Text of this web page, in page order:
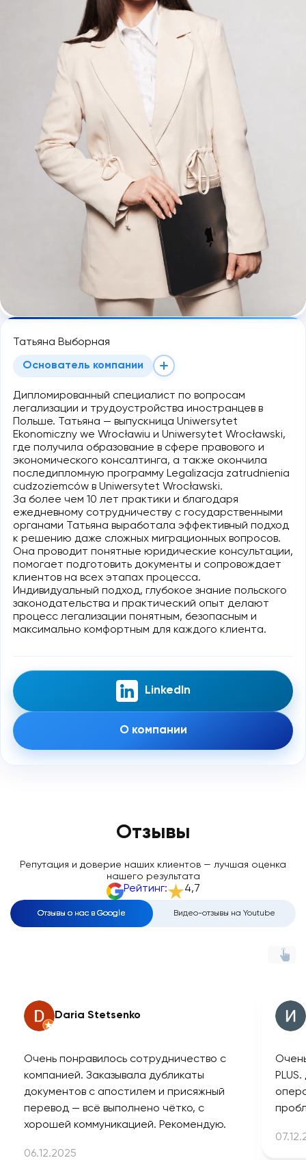
Татьяна Выборная
Основатель компании
Дипломированный специалист по вопросам
легализации и трудоустройства иностранцев в
Польше. Татьяна — выпускница Uniwersytet
Ekonomiczny we Wrocławiu и Uniwersytet Wrocławski,
где получила образование в сфере правового и
экономического консалтинга, а также окончила
последипломную программу Legalizacja zatrudnienia
cudzoziemców в Uniwersytet Wrocławski.
За более чем 10 лет практики и благодаря
ежедневному сотрудничеству с государственными
органами Татьяна выработала эффективный подход
к решению даже сложных миграционных вопросов.
Она проводит понятные юридические консультации,
помогает подготовить документы и сопровождает
клиентов на всех этапах процесса.
Индивидуальный подход, глубокое знание польского
законодательства и практический опыт делают
процесс легализации понятным, безопасным и
максимально комфортным для каждого клиента.
LinkedIn
О компании
Отзывы
Рейтинг: 4,7
Отзывы о нас в Google Видео-отзывы на Youtube
Репутация и доверие наших клиентов — лучшая оценка
нашего результата
Daria Stetsenko
Очень понравилось сотрудничество с
компанией. Заказывала дубликаты
документов с апостилем и присяжный
перевод — всё выполнено чётко, с
хорошей коммуникацией. Рекомендую.
06.12.2025